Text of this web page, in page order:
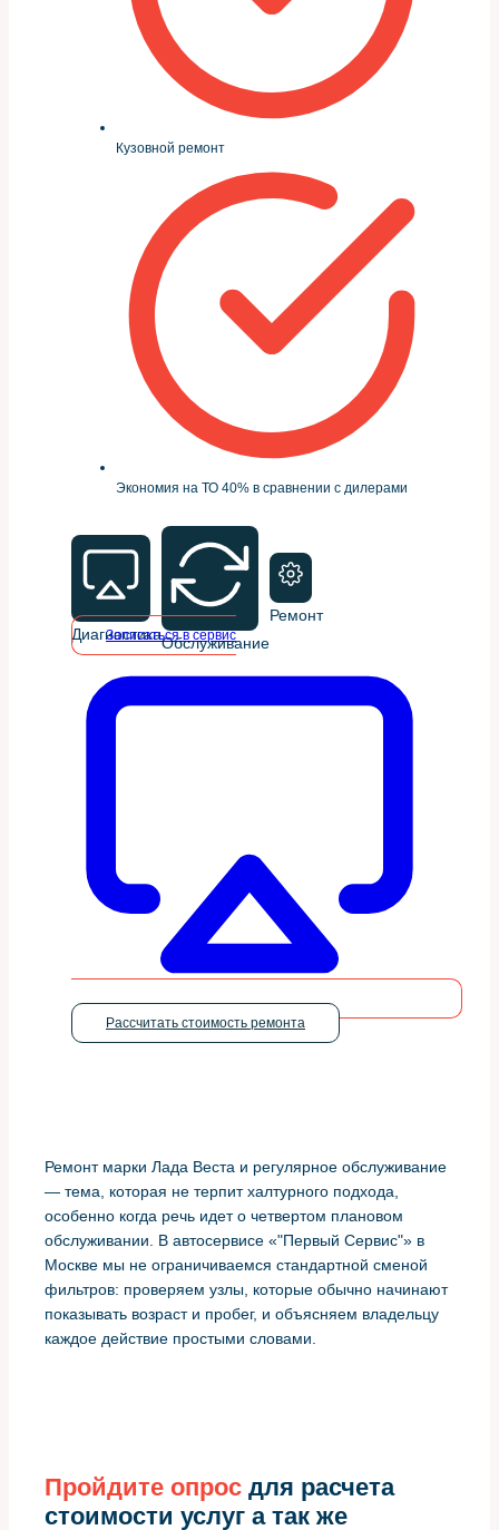
Кузовной ремонт
Экономия на ТО 40% в сравнении с дилерами
ДиагностикаОбслуживание
Ремонт
Записаться в сервис
Рассчитать стоимость ремонта
Ремонт марки Лада Веста и регулярное обслуживание
— тема, которая не терпит халтурного подхода,
особенно когда речь идет о четвертом плановом
обслуживании. В автосервисе «"Первый Сервис"» в
Москве мы не ограничиваемся стандартной сменой
фильтров: проверяем узлы, которые обычно начинают
показывать возраст и пробег, и объясняем владельцу
каждое действие простыми словами.
Пройдите опрос для расчета
стоимости услуг а так же